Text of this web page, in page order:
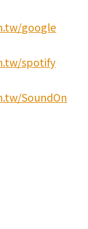
google
spotify
SoundOn